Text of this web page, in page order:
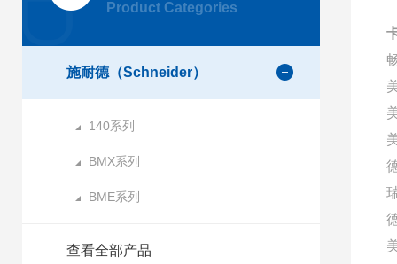
Product Categories
施耐德（Schneider）
140系列
BMX系列
BME系列
查看全部产品